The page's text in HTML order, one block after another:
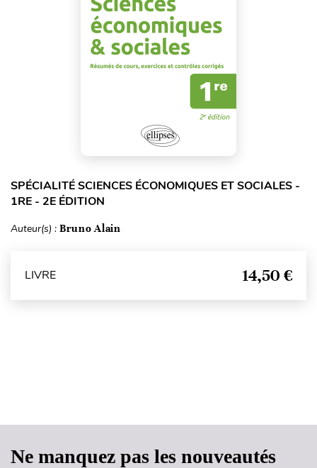
SPÉCIALITÉ SCIENCES ÉCONOMIQUES ET SOCIALES -
1RE - 2E ÉDITION
Auteur(s) : Bruno Alain
LIVRE 14,50 €
Ne manquez pas les nouveautés